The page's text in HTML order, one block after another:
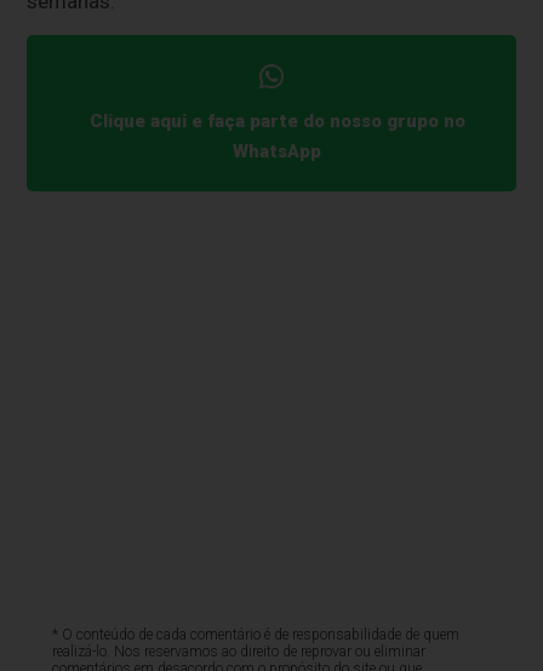
Clique aqui e faça parte do nosso grupo no
WhatsApp
* O conteúdo de cada comentário é de responsabilidade de quem
realizá-lo. Nos reservamos ao direito de reprovar ou eliminar